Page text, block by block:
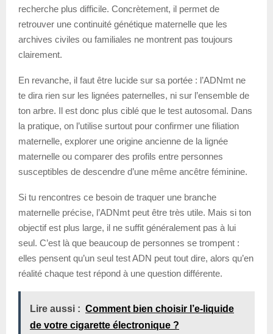
recherche plus difficile. Concrètement, il permet de
retrouver une continuité génétique maternelle que les
archives civiles ou familiales ne montrent pas toujours
clairement.
En revanche, il faut être lucide sur sa portée : l’ADNmt ne
te dira rien sur les lignées paternelles, ni sur l’ensemble de
ton arbre. Il est donc plus ciblé que le test autosomal. Dans
la pratique, on l’utilise surtout pour confirmer une filiation
maternelle, explorer une origine ancienne de la lignée
maternelle ou comparer des profils entre personnes
susceptibles de descendre d’une même ancêtre féminine.
Si tu rencontres ce besoin de traquer une branche
maternelle précise, l’ADNmt peut être très utile. Mais si ton
objectif est plus large, il ne suffit généralement pas à lui
seul. C’est là que beaucoup de personnes se trompent :
elles pensent qu’un seul test ADN peut tout dire, alors qu’en
réalité chaque test répond à une question différente.
Lire aussi : Comment bien choisir l’e-liquide
de votre cigarette électronique ?